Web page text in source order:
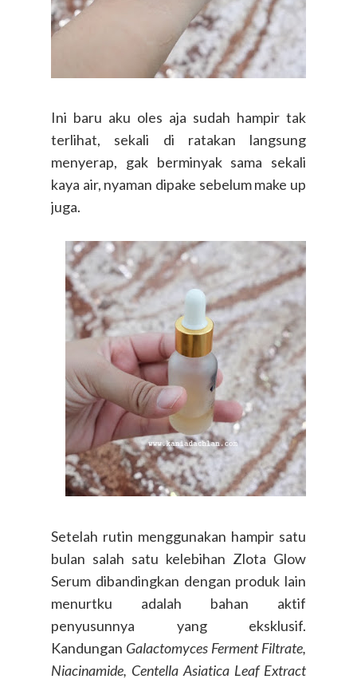
Ini baru aku oles aja sudah hampir tak
terlihat, sekali di ratakan langsung
menyerap, gak berminyak sama sekali
kaya air, nyaman dipake sebelum make up
juga.
Setelah rutin menggunakan hampir satu
bulan salah satu kelebihan Zlota Glow
Serum dibandingkan dengan produk lain
menurtku adalah bahan aktif
penyusunnya yang eksklusif.
Kandungan Galactomyces Ferment Filtrate,
Niacinamide, Centella Asiatica Leaf Extract